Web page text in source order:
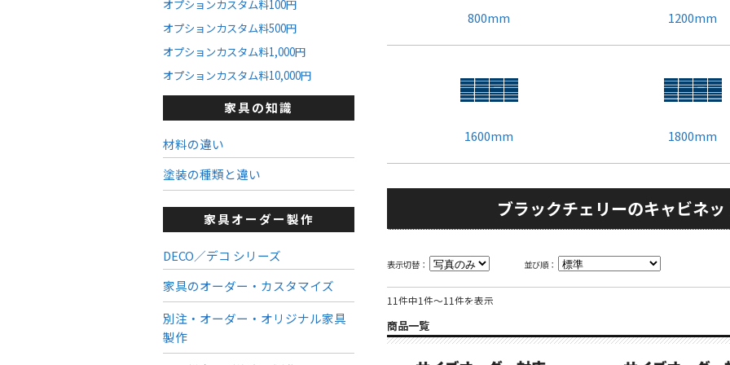
800mm 1200mm
1600mm 1800mm
ブラックチェリーのキャビネ
表示切替： 並び順：
11件中1件～11件を表示
商品一覧
オプションカスタム料100円
オプションカスタム料500円
オプションカスタム料1,000円
オプションカスタム料10,000円
家具の知識
材料の違い
塗装の種類と違い
家具オーダー製作
DECO／デコ シリーズ
家具のオーダー・カスタマイズ
別注・オーダー・オリジナル家具
製作